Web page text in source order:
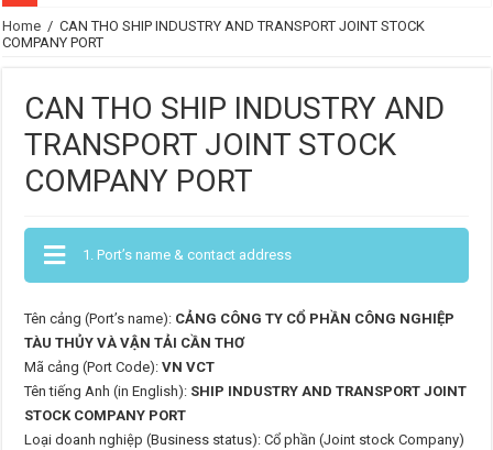
Home / CAN THO SHIP INDUSTRY AND TRANSPORT JOINT STOCK
COMPANY PORT
CAN THO SHIP INDUSTRY AND
TRANSPORT JOINT STOCK
COMPANY PORT
1. Port’s name & contact address
Tên cảng (Port’s name): CẢNG CÔNG TY CỔ PHẦN CÔNG NGHIỆP
TÀU THỦY VÀ VẬN TẢI CẦN THƠ
Mã cảng (Port Code): VN VCT
Tên tiếng Anh (in English): SHIP INDUSTRY AND TRANSPORT JOINT
STOCK COMPANY PORT
Loại doanh nghiệp (Business status): Cổ phần (Joint stock Company)